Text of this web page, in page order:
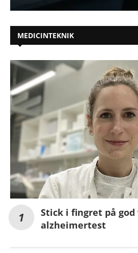
MEDICINTEKNIK
Stick i fingret på
alzheimertest